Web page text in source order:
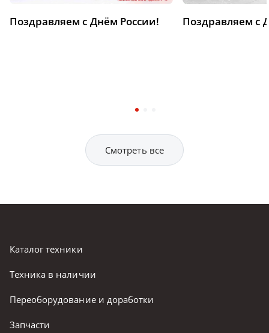
Поздравляем с Днём России! Поздравляем с
Смотреть все
Каталог техники
Техника в наличии
Переоборудование и доработки
Запчасти